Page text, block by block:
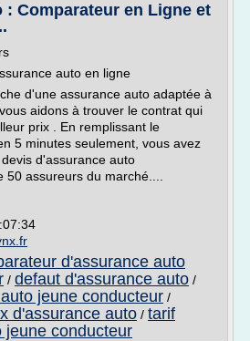
: Comparateur en Ligne et
auto en ligne
d'une assurance auto adaptée à
aidons à trouver le contrat qui
prix . En remplissant le
5 minutes seulement, vous avez
d'assurance auto
assureurs du marché....
d'assurance auto
/ defaut d'assurance auto /
jeune conducteur /
d'assurance auto / tarif
jeune conducteur